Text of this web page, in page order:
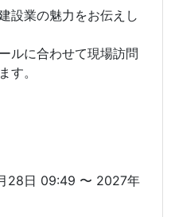
設業の魅力をお伝えし
ルに合わせて現場訪問
す。
28日 09:49 〜 2027年